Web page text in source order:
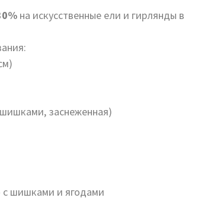
на искусственные ели и гирлянды в
заснеженная)
с шишками и ягодами